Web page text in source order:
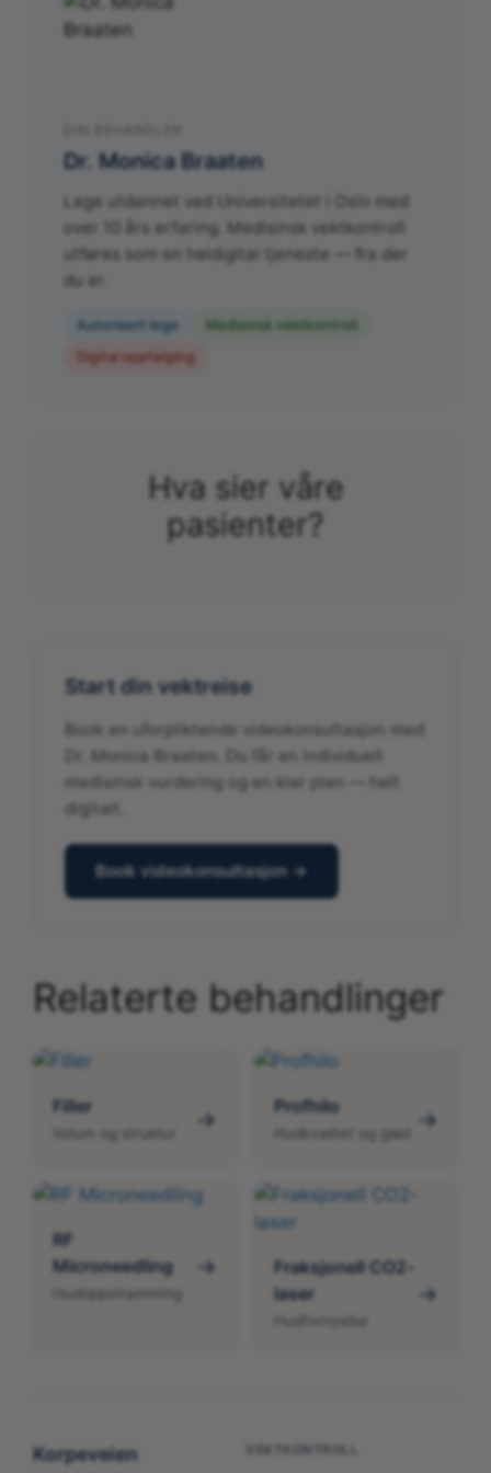
Dr. Monica Braaten
Lege utdannet ved Universitetet i Oslo med
over 10 års erfaring. Medisinsk vektkontroll
utføres som en heldigital tjeneste — fra der
du er.
Autorisert lege
Medisinsk vektkontroll
Digital oppfølging
Hva sier våre
pasienter?
Start din vektreise
Book en uforpliktende videokonsultasjon med
Dr. Monica Braaten. Du får en individuell
medisinsk vurdering og en klar plan — helt
digitalt.
Book videokonsultasjon →
Relaterte behandlinger
Filler → Profhilo
Hudkvalitet og glød →
RF
Microneedling
Hudoppstramming
→
Fraksjonell CO2-
laser
→
Korpeveien
VEKTKONTROLL